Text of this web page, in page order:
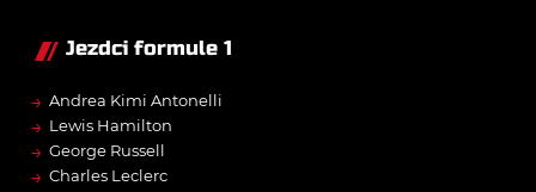
Jezdci formule 1
→ Andrea Kimi Antonelli
→ Lewis Hamilton
→ George Russell
→ Charles Leclerc